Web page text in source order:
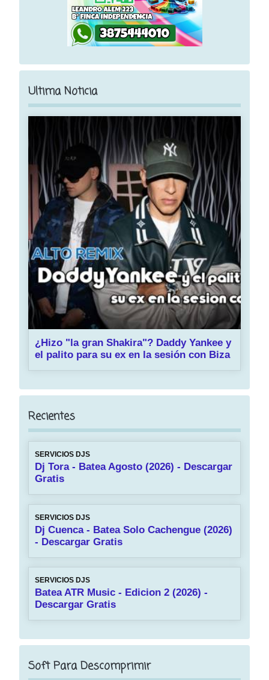
Ultima Noticia
¿Hizo "la gran Shakira"? Daddy Yankee y
el palito para su ex en la sesión con Biza
Recientes
SERVICIOS DJS
Dj Tora - Batea Agosto (2026) - Descargar
Gratis
SERVICIOS DJS
Dj Cuenca - Batea Solo Cachengue (2026)
- Descargar Gratis
SERVICIOS DJS
Batea ATR Music - Edicion 2 (2026) -
Descargar Gratis
Soft Para Descomprimir